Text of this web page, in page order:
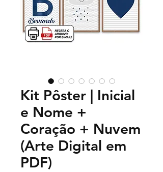
Kit Pôster | Inicial
e Nome +
Coração + Nuvem
(Arte Digital em
PDF)